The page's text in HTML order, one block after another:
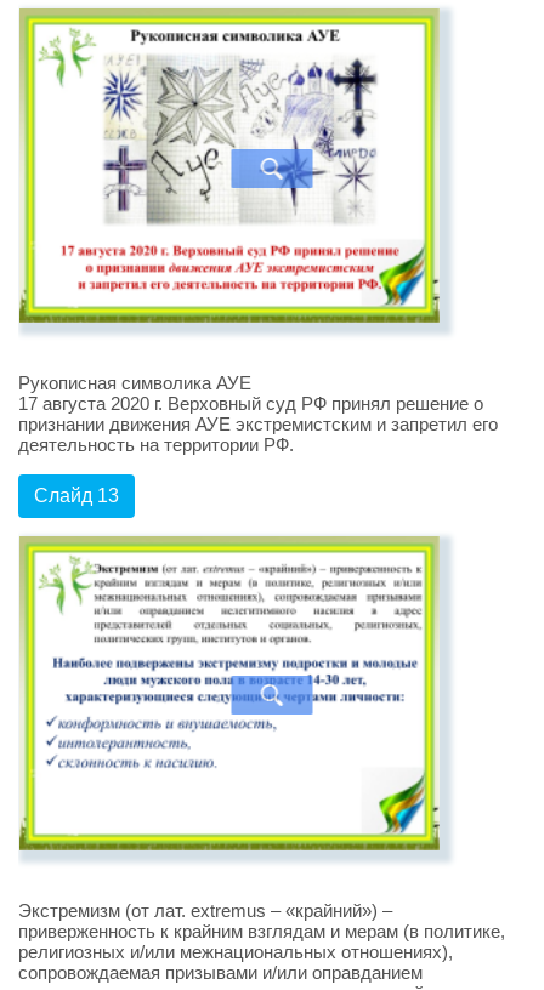
Рукописная символика АУЕ
17 августа 2020 г. Верховный суд РФ принял решение о
признании движения АУЕ экстремистским и запретил его
деятельность на территории РФ.
Слайд 13
Экстремизм (от лат. extremus – «крайний») –
приверженность к крайним взглядам и мерам (в политике,
религиозных и/или межнациональных отношениях),
сопровождаемая призывами и/или оправданием